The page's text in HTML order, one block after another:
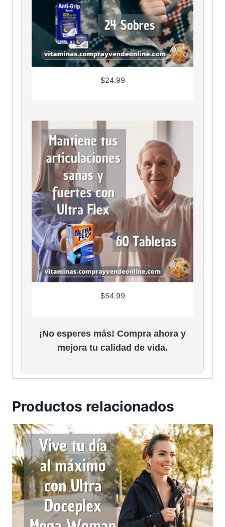
$24.99
$54.99
¡No esperes más! Compra ahora y
mejora tu calidad de vida.
Productos relacionados